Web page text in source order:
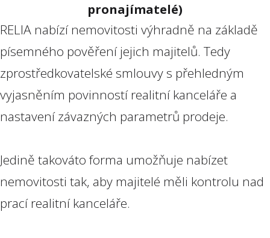
pronajímatelé)
RELIA nabízí nemovitosti výhradně na základě
písemného pověření jejich majitelů. Tedy
zprostředkovatelské smlouvy s přehledným
vyjasněním povinností realitní kanceláře a
nastavení závazných parametrů prodeje.
Jedině takováto forma umožňuje nabízet
nemovitosti tak, aby majitelé měli kontrolu nad
prací realitní kanceláře.